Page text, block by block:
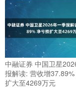
中融证券 中国卫星
报解读: 营收增
扩大至4269万元